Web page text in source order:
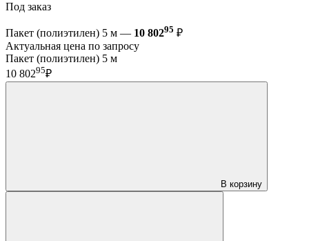
Под заказ
Пакет (полиэтилен) 5 м — 10 80295 ₽
Актуальная цена по запросу
Пакет (полиэтилен) 5 м
10 80295₽
В корзину